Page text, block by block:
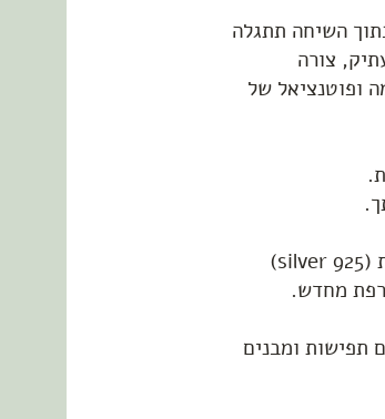
השיחה תתגלה
צורה
ופוטנציאל של
טכניקת העבודה שלי היא קעקוע אל החומר, ניסור המתכת (silver 925)
מחדש.
תפישות ומבנים